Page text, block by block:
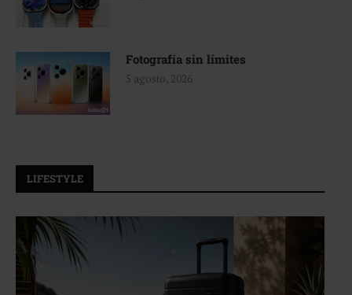
Fotografía sin límites
5 agosto, 2026
LIFESTYLE